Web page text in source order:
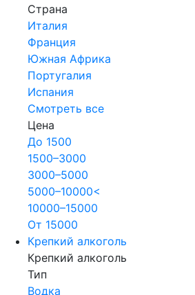
Страна
Италия
Франция
Южная Африка
Португалия
Испания
Смотреть все
Цена
До 1500
1500–3000
3000–5000
5000–10000<
10000–15000
От 15000
Крепкий алкоголь
Крепкий алкоголь
Тип
Водка